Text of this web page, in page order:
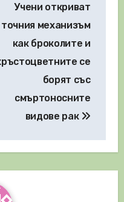
Учени откриват
точния механизъм
как броколите и
се
борят със
смъртоносните
видове рак